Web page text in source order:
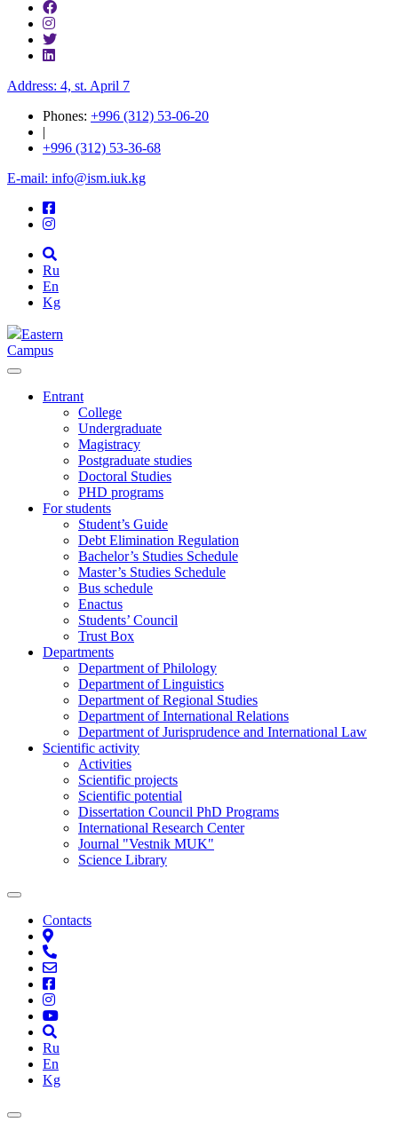
Address: 4, st. April 7
Phones: +996 (312) 53-06-20
|
+996 (312) 53-36-68
E-mail: info@ism.iuk.kg
Ru
En
Kg
Eastern
Campus
Entrant
College
Undergraduate
Magistracy
Postgraduate studies
Doctoral Studies
PHD programs
For students
Student’s Guide
Debt Elimination Regulation
Bachelor’s Studies Schedule
Master’s Studies Schedule
Bus schedule
Enactus
Students’ Council
Trust Box
Departments
Department of Philology
Department of Linguistics
Department of Regional Studies
Department of International Relations
Department of Jurisprudence and International Law
Scientific activity
Activities
Scientific projects
Scientific potential
Dissertation Council PhD Programs
International Research Center
Journal "Vestnik MUK"
Science Library
Contacts
Ru
En
Kg